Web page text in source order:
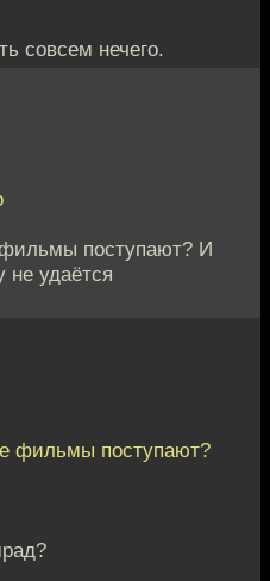
совсем нечего.
поступают? И
не удаётся
фильмы поступают?